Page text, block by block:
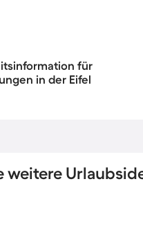
für
in der Eifel
weitere